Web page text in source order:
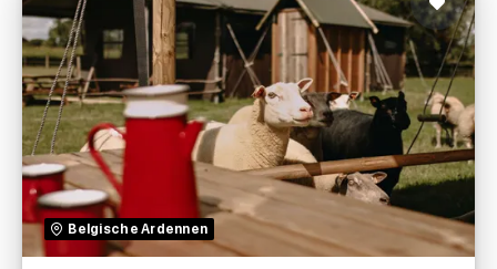
Belgische Ardennen
BoerenBed Landgoed ter Wijnendale
BoerenBed